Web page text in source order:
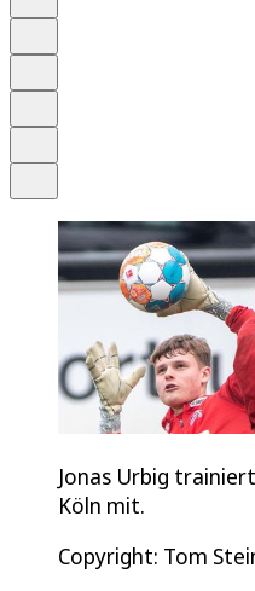
Jonas Urbig
Köln mit.
Copyright: Tom